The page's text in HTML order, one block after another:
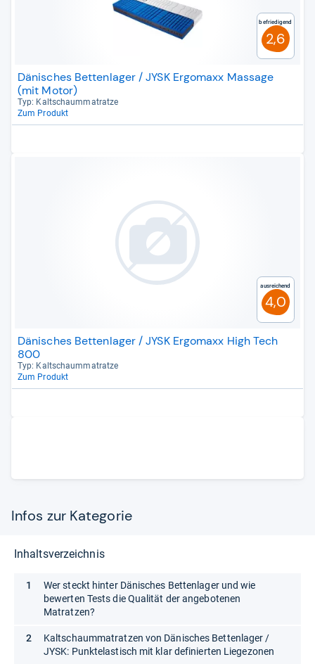
Befriedigend
2,6
Dänisches Bettenlager / JYSK Ergomaxx Massage
(mit Motor)
Typ: Kalt­schaum­ma­tratze
Zum Produkt
Ausreichend
4,0
Dänisches Bettenlager / JYSK Ergomaxx High Tech
800
Typ: Kalt­schaum­ma­tratze
Zum Produkt
Infos zur Kategorie
Inhaltsverzeichnis
Wer steckt hinter Dänisches Bettenlager und wie
bewerten Tests die Qualität der angebotenen
Matratzen?
Kaltschaummatratzen von Dänisches Bettenlager /
JYSK: Punktelastisch mit klar definierten Liegezonen